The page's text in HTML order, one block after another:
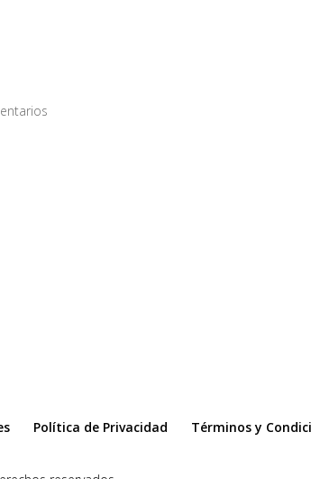
Política de Privacidad Términos y